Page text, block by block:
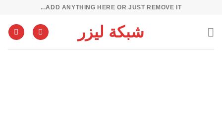
ADD ANYTHING HERE OR JUST REMOVE IT...
شبكة ليزر